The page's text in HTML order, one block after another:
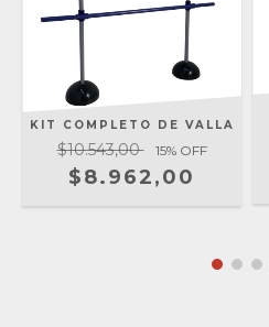
KIT COMPLETO DE VALLA
$10.543,00 15% OFF
$8.962,00